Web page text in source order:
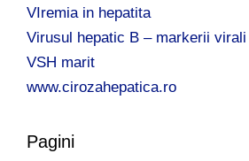
VIremia in hepatita
Virusul hepatic B – markerii virali
VSH marit
www.cirozahepatica.ro
Pagini